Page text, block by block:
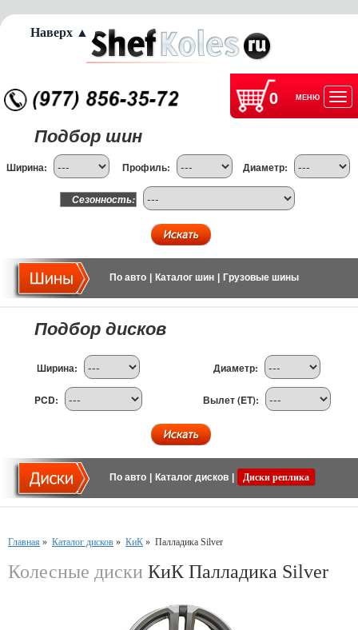
0 МЕНЮ
Подбор шин
Ширина: Профиль: Диаметр:
Сезонность:
По авто Каталог шин Грузовые шины
Подбор дисков
Ширина: Диаметр:
PCD: Вылет (ET):
По авто Каталог дисков Диски реплика
Главная » Каталог дисков » КиК » Палладика Silver
Колесные диски КиК Палладика Silver
Наверх ▲